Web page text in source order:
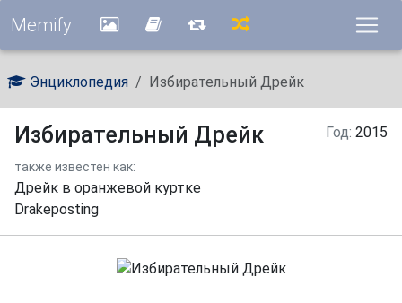
Memify
Энциклопедия Избирательный Дрейк
Избирательный Дрейк
также известен как:
Дрейк в оранжевой куртке
Drakeposting
Год: 2015